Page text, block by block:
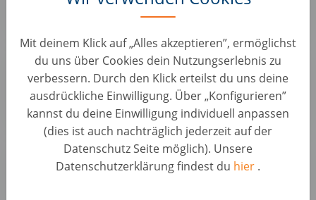
Mit deinem Klick auf „Alles akzeptieren”, ermöglichst
du uns über Cookies dein Nutzungserlebnis zu
verbessern. Durch den Klick erteilst du uns deine
ausdrückliche Einwilligung. Über „Konfigurieren”
kannst du deine Einwilligung individuell anpassen
(dies ist auch nachträglich jederzeit auf der
Datenschutz Seite möglich). Unsere
Datenschutzerklärung findest du hier .
Sachbearbeiter Ankaufsmanagement (B2B)
(d/m/w)
Sachbearbeitung & Operations • Deutschland, Berlin
Kundenberater Fahrzeugbewertung (d/m/w)
KFZ Positionen • Deutschland, Greifswald